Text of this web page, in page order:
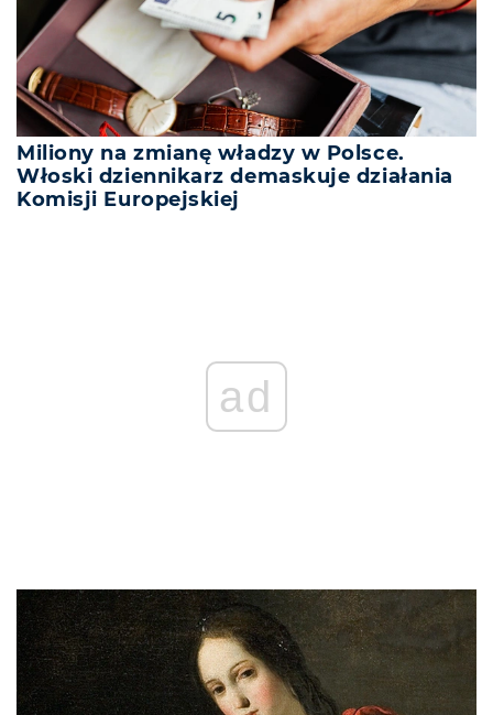
Miliony na zmianę władzy w Polsce.
Włoski dziennikarz demaskuje działania
Komisji Europejskiej
ad